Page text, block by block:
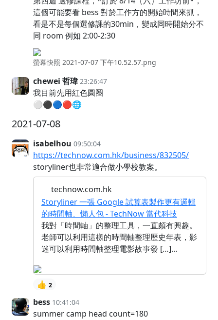
這個可能要看 bess 對於工作方的開始時間來抓，
看是不是每個選修課的30min，變成同時開始分不
同 room 例如 2:00-2:30
螢幕快照 2021-07-07 下午10.52.57.png
chewei 哲瑋 23:26:47
我目前先用紅色圓圈
⚪⚫🔵🔴🌐
2021-07-08
isabelhou 09:50:04
https://technow.com.hk/business/832505/
storyliner也非常適合做小學校教案。
technow.com.hk
Storyliner 一張 Google 試算表製作更有邏輯
的時間軸、懶人包 - TechNow 當代科技
我對「時間軸」的整理工具，一直頗有興趣。
老師可以利用這樣的時間軸整理歷史年表，影
迷可以利用時間軸整理電影故事發 […]…
👍 2
bess 10:41:04
summer camp head count=180